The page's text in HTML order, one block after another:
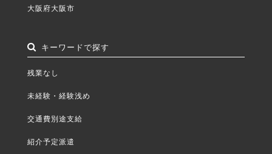
大阪府大阪市
キーワードで探す
残業なし
未経験・経験浅め
交通費別途支給
紹介予定派遣